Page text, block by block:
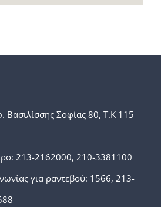
Βασιλίσσης Σοφίας 80, Τ.Κ 115
213-2162000, 210-3381100
για ραντεβού: 1566, 213-